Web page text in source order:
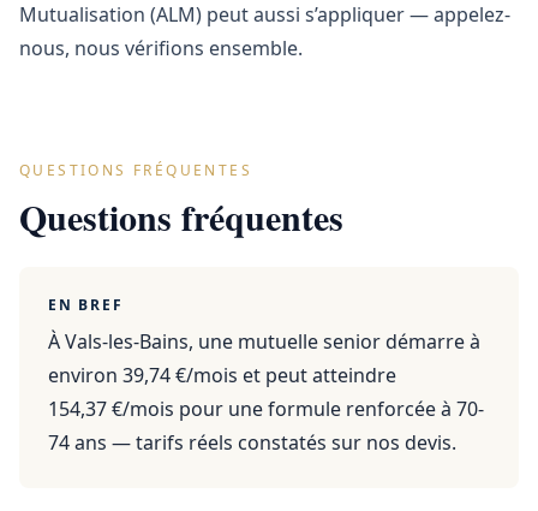
Mutualisation (ALM) peut aussi s’appliquer — appelez-
nous, nous vérifions ensemble.
QUESTIONS FRÉQUENTES
Questions fréquentes
EN BREF
À Vals-les-Bains, une mutuelle senior démarre à
environ 39,74 €/mois et peut atteindre
154,37 €/mois pour une formule renforcée à 70-
74 ans — tarifs réels constatés sur nos devis.